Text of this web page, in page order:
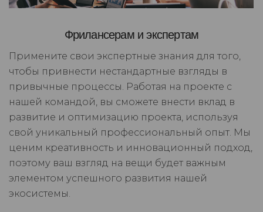
Фрилансерам и экспертам
Примените свои экспертные знания для того,
чтобы привнести нестандартные взгляды в
привычные процессы. Работая на проекте с
нашей командой, вы сможете внести вклад в
развитие и оптимизацию проекта, используя
свой уникальный профессиональный опыт. Мы
ценим креативность и инновационный подход,
поэтому ваш взгляд на вещи будет важным
элементом успешного развития нашей
экосистемы.